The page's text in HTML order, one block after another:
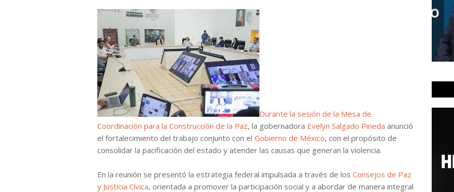
Durante la sesión de la Mesa de
Coordinación para la Construcción de la Paz, la gobernadora Evelyn Salgado Pineda anunció
el fortalecimiento del trabajo conjunto con el Gobierno de México, con el propósito de
consolidar la pacificación del estado y atender las causas que generan la violencia.
En la reunión se presentó la estrategia federal impulsada a través de los Consejos de Paz
y Justicia Cívica, orientada a promover la participación social y a abordar de manera integral